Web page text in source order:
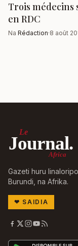
Trois
en RDC
Na Rédaction·8 août
Le
Journal.
Africa
Gazeti huru
Burundi, na Afrika.
❤ SAIDIA